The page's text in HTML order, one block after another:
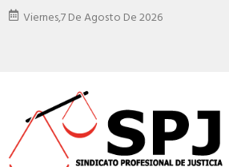
Viernes,7 De Agosto De 2026